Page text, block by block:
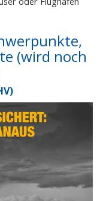
(wird noch